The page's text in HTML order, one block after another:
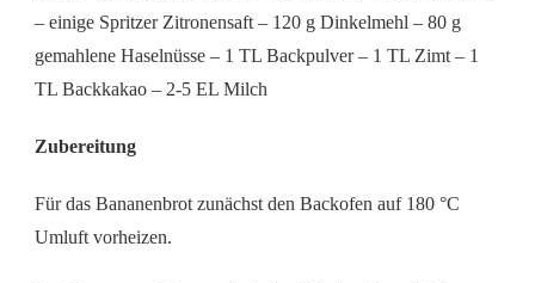
– einige Spritzer Zitronensaft – 120 g Dinkelmehl – 80 g
gemahlene Haselnüsse – 1 TL Backpulver – 1 TL Zimt – 1
TL Backkakao – 2-5 EL Milch
Zubereitung
Für das Bananenbrot zunächst den Backofen auf 180 °C
Umluft vorheizen.